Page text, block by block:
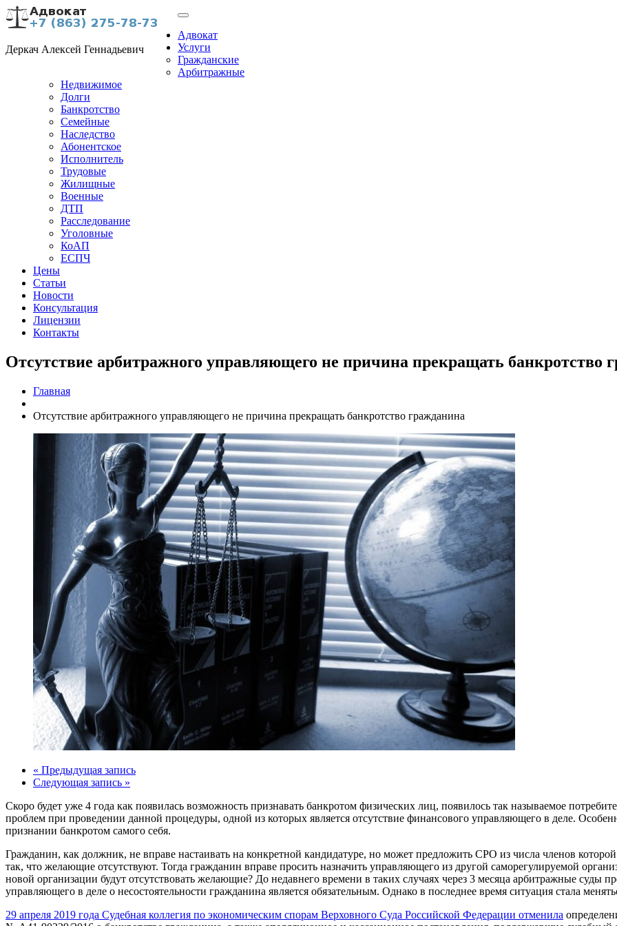
Деркач Алексей Геннадьевич
Адвокат
Услуги
Гражданские
Арбитражные
Недвижимое
Долги
Банкротство
Семейные
Наследство
Абонентское
Исполнитель
Трудовые
Жилищные
Военные
ДТП
Расследование
Уголовные
КоАП
ЕСПЧ
Цены
Статьи
Новости
Консультация
Лицензии
Контакты
Отсутствие арбитражного управляющего не причина прекращать банкротство
Главная
Отсутствие арбитражного управляющего не причина прекращать банкротство гражданина
« Предыдущая запись
Следующая запись »
Скоро будет уже 4 года как появилась возможность признавать банкротом физических лиц, появилось так называемое
проблем при проведении данной процедуры, одной из которых является отсутствие финансового управляющего в деле.
признании банкротом самого себя.
Гражданин, как должник, не вправе настаивать на конкретной кандидатуре, но может предложить СРО из числа членов
так, что желающие отсутствуют. Тогда гражданин вправе просить назначить управляющего из другой саморегулируемой
новой организации будут отсутствовать желающие? До недавнего времени в таких случаях через 3 месяца арбитражные суды
управляющего в деле о несостоятельности гражданина является обязательным. Однако в последнее время ситуация стала
29 апреля 2019 года Судебная коллегия по экономическим спорам Верховного Суда Российской Федерации отменила